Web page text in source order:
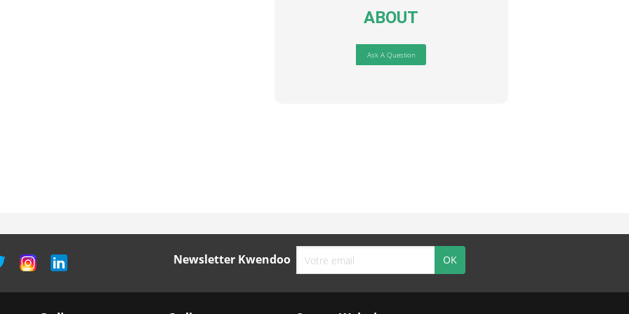
ABOUT
Ask A Question
Newsletter Kwendoo